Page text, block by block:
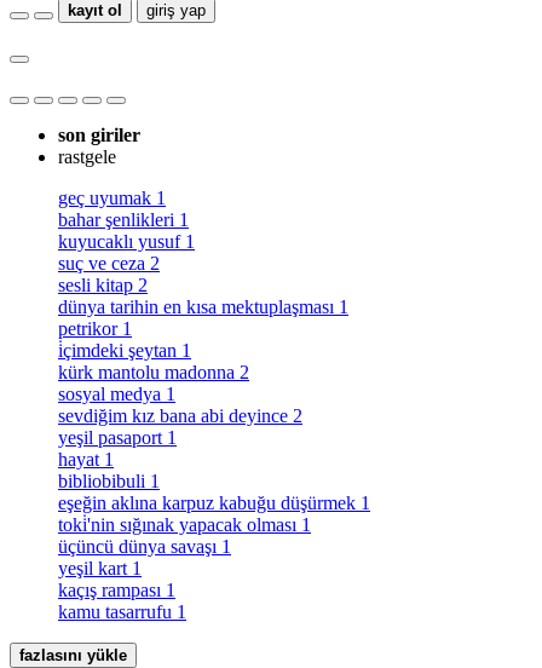
kayıt ol giriş yap
son giriler
rastgele
geç uyumak 1
bahar şenlikleri 1
kuyucaklı yusuf 1
suç ve ceza 2
sesli kitap 2
dünya tarihin en kısa mektuplaşması 1
petrikor 1
i̇çimdeki şeytan 1
kürk mantolu madonna 2
sosyal medya 1
sevdiğim kız bana abi deyince 2
yeşil pasaport 1
hayat 1
bibliobibuli 1
eşeğin aklına karpuz kabuğu düşürmek 1
toki̇'nin sığınak yapacak olması 1
üçüncü dünya savaşı 1
yeşil kart 1
kaçış rampası 1
kamu tasarrufu 1
fazlasını yükle